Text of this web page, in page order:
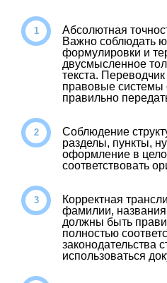
Абсолютная
Важно соблюдать
формулировки и
двусмысленное
текста.
правовые системы
правильно
Соблюдение
разделы, пункты,
оформление в
соответствовать
Корректная
фамилии,
должны быть
полностью
законодательства
использоваться